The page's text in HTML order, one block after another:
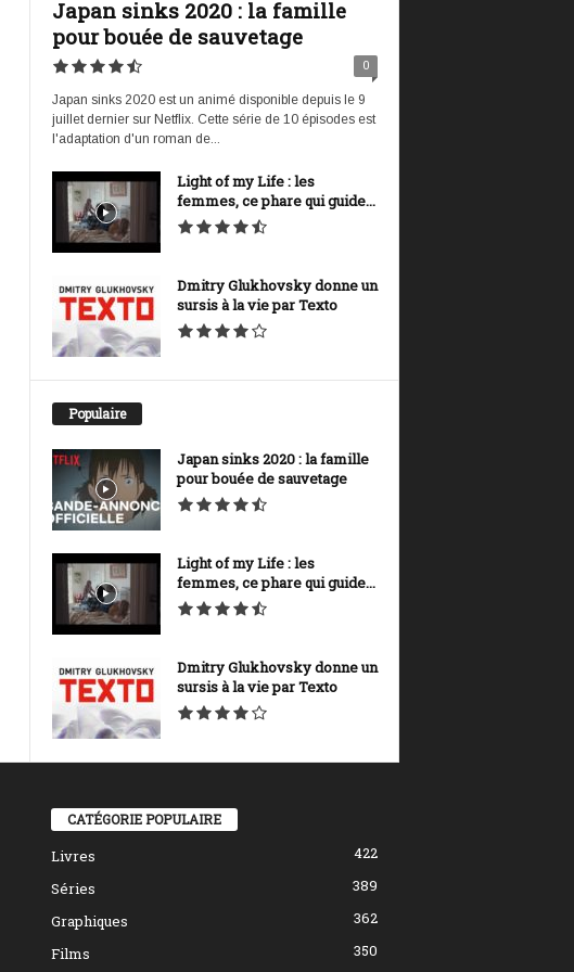
Japan sinks 2020 : la famille
pour bouée de sauvetage
0
Japan sinks 2020 est un animé disponible depuis le 9
juillet dernier sur Netflix. Cette série de 10 épisodes est
l'adaptation d'un roman de...
Light of my Life : les
femmes, ce phare qui guide...
Dmitry Glukhovsky donne un
sursis à la vie par Texto
Populaire
Japan sinks 2020 : la famille
pour bouée de sauvetage
Light of my Life : les
femmes, ce phare qui guide...
Dmitry Glukhovsky donne un
sursis à la vie par Texto
CATÉGORIE POPULAIRE
Livres
422
Séries
389
Graphiques
362
Films
350